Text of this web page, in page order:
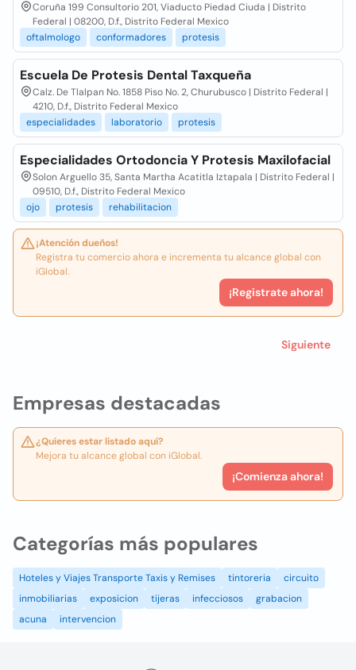
Empresas destacadas
¿Quieres estar listado aquí?
Mejora tu alcance global con iGlobal.
¡Comienza ahora!
Coruña 199 Consultorio 201, Viaducto Piedad Ciuda | Distrito
Federal | 08200, D.f., Distrito Federal Mexico
oftalmologo
conformadores protesis
Escuela De Protesis Dental Taxqueña
Calz. De Tlalpan No. 1858 Piso No. 2, Churubusco | Distrito Federal |
4210, D.f., Distrito Federal Mexico
especialidades
laboratorio protesis
Especialidades Ortodoncia Y Protesis Maxilofacial
Solon Arguello 35, Santa Martha Acatitla Iztapala | Distrito Federal |
09510, D.f., Distrito Federal Mexico
ojo
protesis rehabilitacion
¡Atención dueños!
Registra tu comercio ahora e incrementa tu alcance global con
iGlobal.
¡Registrate ahora!
Siguiente
Categorías más populares
Hoteles y Viajes Transporte Taxis y Remises tintoreria
circuito
inmobiliarias
exposicion tijeras infecciosos
grabacion
acuna
intervencion